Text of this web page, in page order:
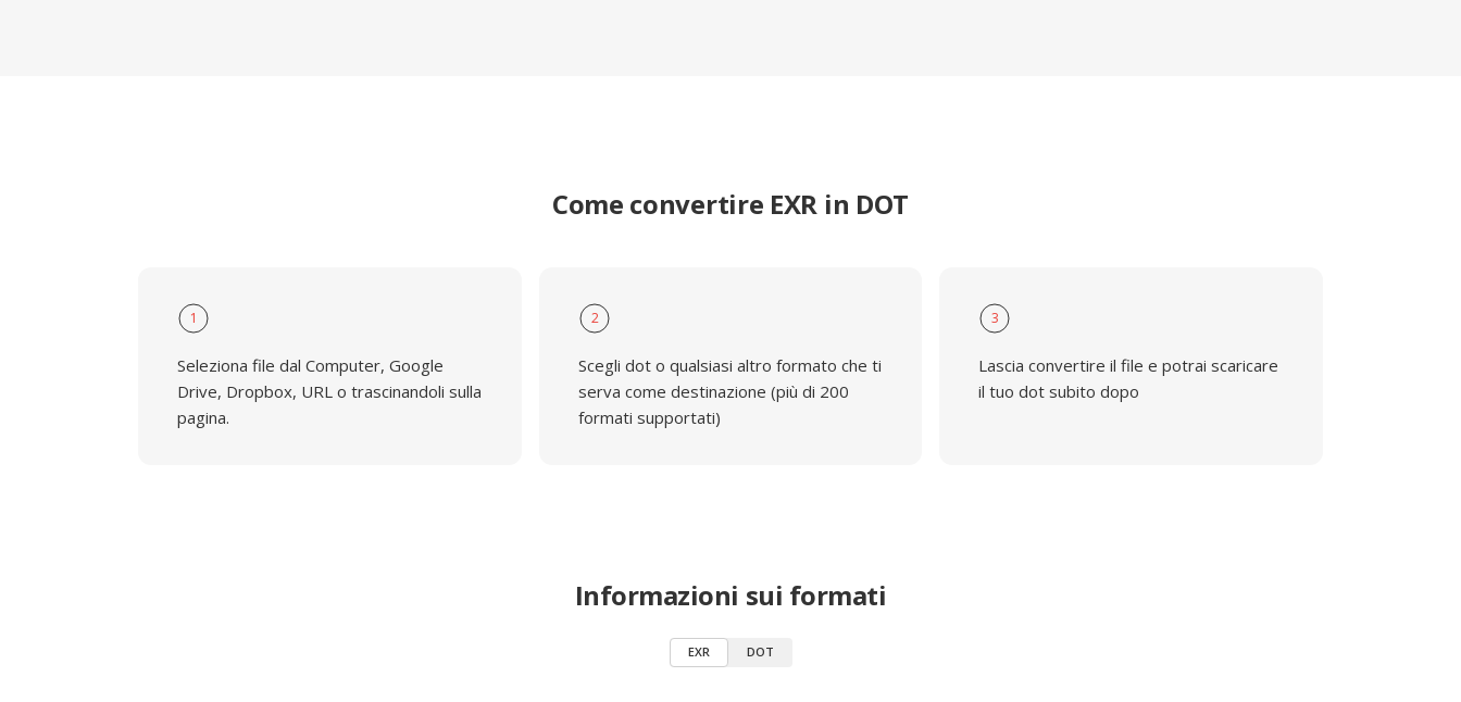
Come convertire EXR in DOT
1
Seleziona file dal Computer, Google
Drive, Dropbox, URL o trascinandoli sulla
pagina.
2
Scegli dot o qualsiasi altro formato che ti
serva come destinazione (più di 200
formati supportati)
3
Lascia convertire il file e potrai scaricare
il tuo dot subito dopo
Informazioni sui formati
EXR DOT